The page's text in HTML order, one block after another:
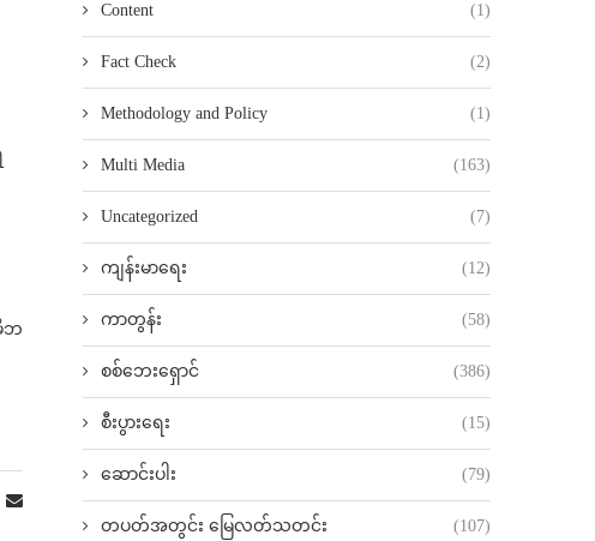
ဘ
Content (1)
Fact Check (2)
Methodology and Policy (1)
Multi Media (163)
Uncategorized (7)
ကျန်းမာရေး (12)
ကာတွန်း (58)
စစ်ဘေးရှောင် (386)
စီးပွားရေး (15)
ဆောင်းပါး (79)
တပတ်အတွင်း မြေလတ်သတင်း (107)